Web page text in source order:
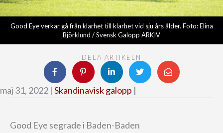
Good Eye verkar gå från klarhet till klarhet vid sju års ålder. Foto: Elina
Björklund / Svensk Galopp ARKIV
DELA ARTIKELN
maj 31, 2022 | Skandinavisk galopp |
Good Eye segrade i Baden-Baden